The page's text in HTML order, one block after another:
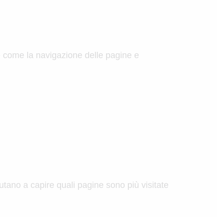
la navigazione delle pagine e
a capire quali pagine sono più visitate